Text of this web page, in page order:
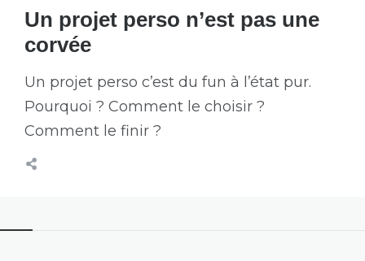
Un projet perso n’est pas une
corvée
Un projet perso c’est du fun à l’état pur.
Pourquoi ? Comment le choisir ?
Comment le finir ?